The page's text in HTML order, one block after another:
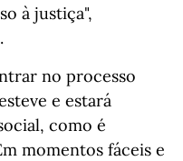
à justiça",
no processo
e estará
como é
momentos fáceis e